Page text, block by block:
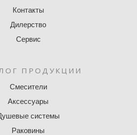
Контакты
Дилерство
Сервис
ПРОДУКЦИИ
Смесители
Аксессуары
системы
Раковины